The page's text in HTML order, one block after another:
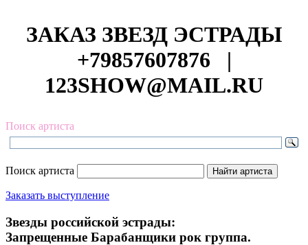
ЗАКАЗ ЗВЕЗД ЭСТРАДЫ
+79857607876
|
123SHOW@MAIL.RU
Поиск артиста
Поиск артиста
Заказать выступление
Звезды российской эстрады:
Запрещенные Барабанщики рок группа.